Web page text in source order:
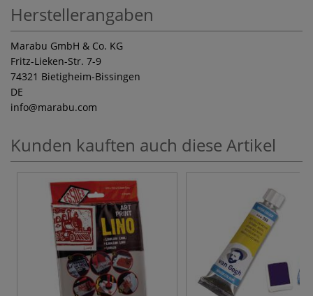
Herstellerangaben
Marabu GmbH & Co. KG
Fritz-Lieken-Str. 7-9
74321 Bietigheim-Bissingen
DE
info@marabu.com
Kunden kauften auch diese Artikel